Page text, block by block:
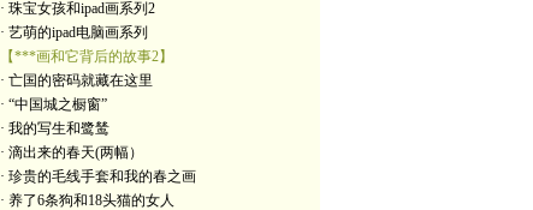
· 珠宝女孩和ipad画系列2
· 艺萌的ipad电脑画系列
【***画和它背后的故事2】
· 亡国的密码就藏在这里
· “中国城之橱窗”
· 我的写生和鹭鸶
· 滴出来的春天(两幅）
· 珍贵的毛线手套和我的春之画
· 养了6条狗和18头猫的女人